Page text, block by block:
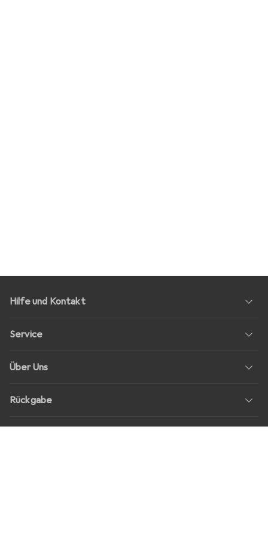
Hilfe und Kontakt
Service
Über Uns
Rückgabe